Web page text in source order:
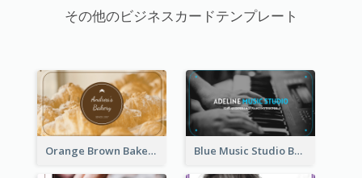
その他のビジネスカードテンプレート
Orange Brown Bakery Business Card Blue Music Studio Business Card